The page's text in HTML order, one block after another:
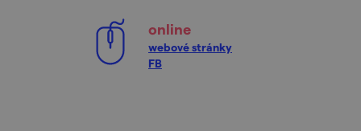
online
webové stránky
FB